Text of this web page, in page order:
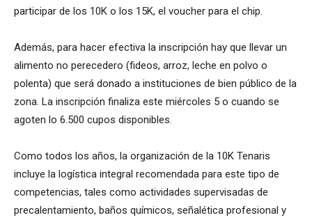
participar de los 10K o los 15K, el voucher para el chip.
Además, para hacer efectiva la inscripción hay que llevar un
alimento no perecedero (fideos, arroz, leche en polvo o
polenta) que será donado a instituciones de bien público de la
zona. La inscripción finaliza este miércoles 5 o cuando se
agoten lo 6.500 cupos disponibles.
Como todos los años, la organización de la 10K Tenaris
incluye la logística integral recomendada para este tipo de
competencias, tales como actividades supervisadas de
precalentamiento, baños químicos, señalética profesional y